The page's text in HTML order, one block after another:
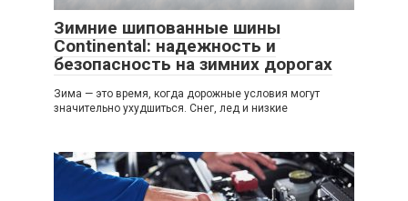
Зимние шипованные шины
Continental: надежность и
безопасность на зимних дорогах
Зима — это время, когда дорожные условия могут
значительно ухудшиться. Снег, лед и низкие